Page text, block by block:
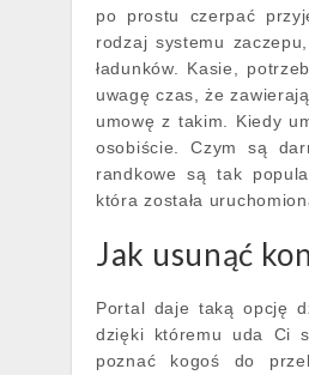
po prostu czerpać
rodzaj systemu
ładunków. Kasie,
uwagę czas, że
umowę z takim. Kiedy
osobiście. Czym są
randkowe są tak
która została
Jak usunąć
Portal daje taką opcję
dzięki któremu uda Ci
poznać kogoś do